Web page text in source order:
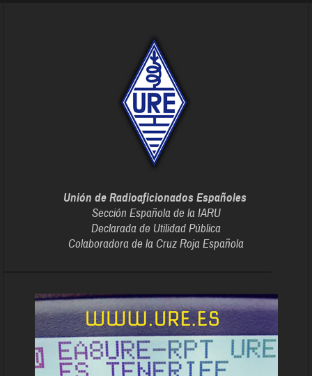
Unión de Radioaficionados Españoles
Sección Española de la IARU
Declarada de Utilidad Pública
Colaboradora de la Cruz Roja Española